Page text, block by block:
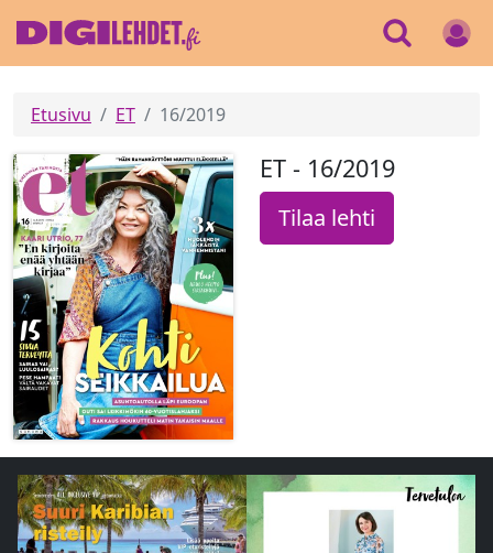
Etusivu ET 16/2019
ET - 16/2019
Tilaa lehti